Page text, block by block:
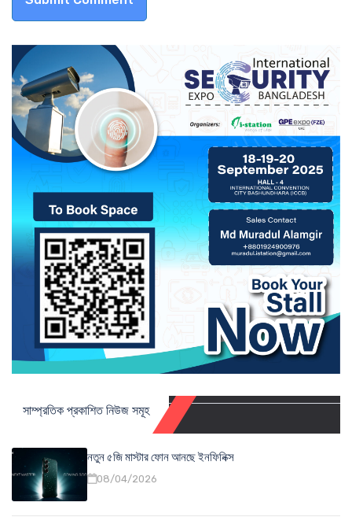
সাম্প্রতিক প্রকাশিত নিউজ সমূহ
নতুন ৫জি মাস্টার ফোন আনছে ইনফিনিক্স
08/04/2026